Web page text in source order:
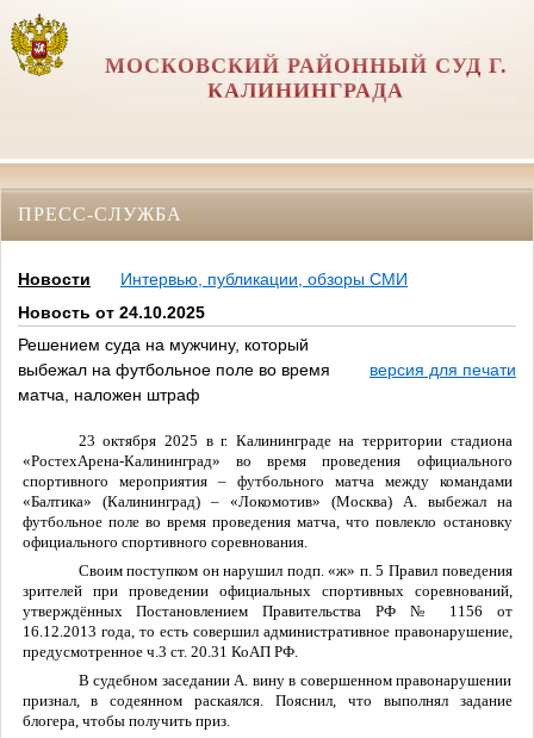
МОСКОВСКИЙ РАЙОННЫЙ СУД Г.
КАЛИНИНГРАДА
ПРЕСС-СЛУЖБА
Новости
Интервью, публикации, обзоры СМИ
Новость от 24.10.2025
Решением суда на мужчину, который
выбежал на футбольное поле во время
матча, наложен штраф
версия для печати
23 октября 2025 в г. Калининграде на территории стадиона
«РостехАрена-Калининград» во время проведения официального
спортивного мероприятия – футбольного матча между командами
«Балтика» (Калининград) – «Локомотив» (Москва) А. выбежал на
футбольное поле во время проведения матча, что повлекло остановку
официального спортивного соревнования.
Своим поступком он нарушил подп. «ж» п. 5 Правил поведения
зрителей при проведении официальных спортивных соревнований,
утверждённых Постановлением Правительства РФ № 1156 от
16.12.2013 года, то есть совершил административное правонарушение,
предусмотренное ч.3 ст. 20.31 КоАП РФ.
В судебном заседании А. вину в совершенном правонарушении
признал, в содеянном раскаялся. Пояснил, что выполнял задание
блогера, чтобы получить приз.